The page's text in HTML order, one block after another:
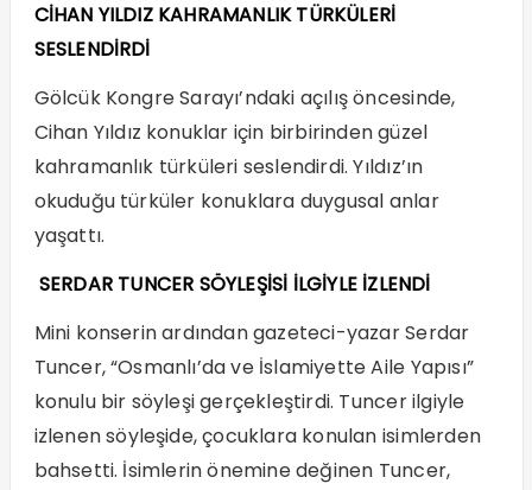
CİHAN YILDIZ KAHRAMANLIK TÜRKÜLERİ
SESLENDİRDİ
Gölcük Kongre Sarayı’ndaki açılış öncesinde,
Cihan Yıldız konuklar için birbirinden güzel
kahramanlık türküleri seslendirdi. Yıldız’ın
okuduğu türküler konuklara duygusal anlar
yaşattı.
SERDAR TUNCER SÖYLEŞİSİ İLGİYLE İZLENDİ
Mini konserin ardından gazeteci-yazar Serdar
Tuncer, “Osmanlı’da ve İslamiyette Aile Yapısı”
konulu bir söyleşi gerçekleştirdi. Tuncer ilgiyle
izlenen söyleşide, çocuklara konulan isimlerden
bahsetti. İsimlerin önemine değinen Tuncer,